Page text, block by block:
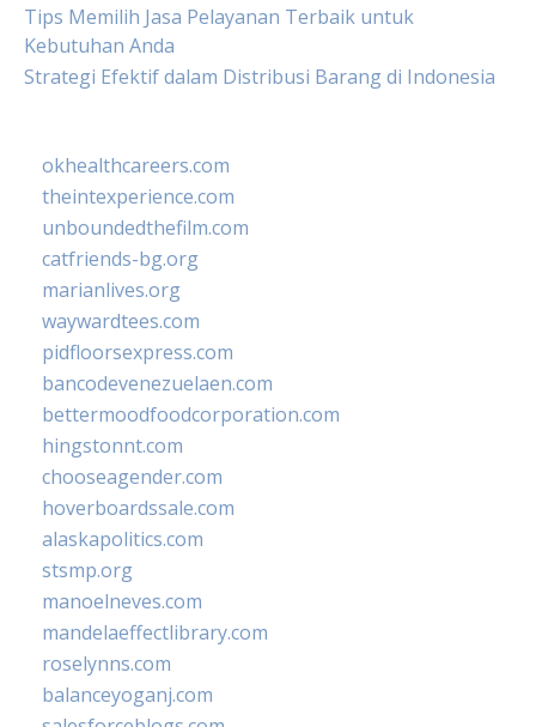
Tips Memilih Jasa Pelayanan Terbaik untuk
Kebutuhan Anda
Strategi Efektif dalam Distribusi Barang di Indonesia
okhealthcareers.com
theintexperience.com
unboundedthefilm.com
catfriends-bg.org
marianlives.org
waywardtees.com
pidfloorsexpress.com
bancodevenezuelaen.com
bettermoodfoodcorporation.com
hingstonnt.com
chooseagender.com
hoverboardssale.com
alaskapolitics.com
stsmp.org
manoelneves.com
mandelaeffectlibrary.com
roselynns.com
balanceyoganj.com